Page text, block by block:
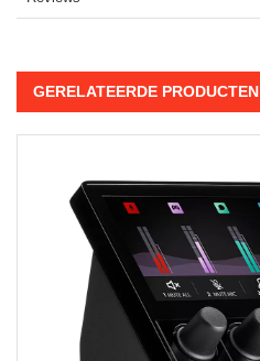
GERELATEERDE PRODUCTEN